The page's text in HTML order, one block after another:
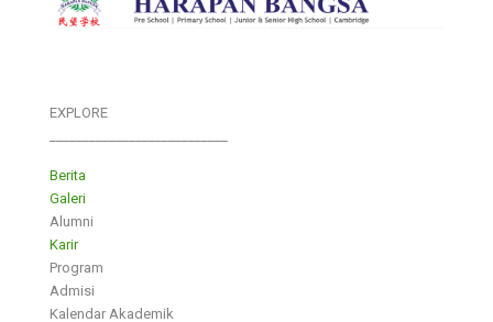
EXPLORE
Berita
Galeri
Alumni
Karir
Program
Admisi
Kalendar Akademik